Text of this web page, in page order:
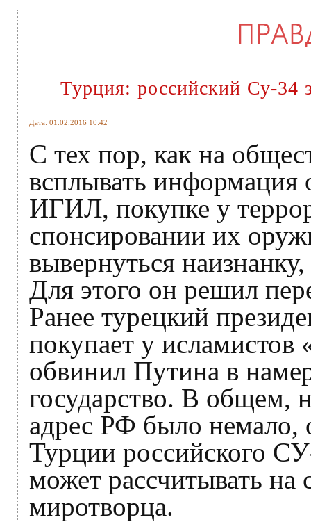
Турция: российский Су-34
Дата: 01.02.2016 10:42
С тех пор, как на
всплывать информация
ИГИЛ, покупке у
спонсировании их
вывернуться
Для этого он решил
Ранее турецкий
покупает у исламистов
обвинил Путина в
государство. В общем,
адрес РФ было немало,
Турции российского
может рассчитывать на
миротворца.